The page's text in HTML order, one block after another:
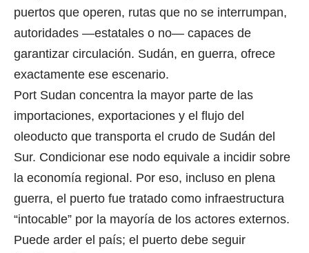
puertos que operen, rutas que no se interrumpan,
autoridades —estatales o no— capaces de
garantizar circulación. Sudán, en guerra, ofrece
exactamente ese escenario.
Port Sudan concentra la mayor parte de las
importaciones, exportaciones y el flujo del
oleoducto que transporta el crudo de Sudán del
Sur. Condicionar ese nodo equivale a incidir sobre
la economía regional. Por eso, incluso en plena
guerra, el puerto fue tratado como infraestructura
“intocable” por la mayoría de los actores externos.
Puede arder el país; el puerto debe seguir